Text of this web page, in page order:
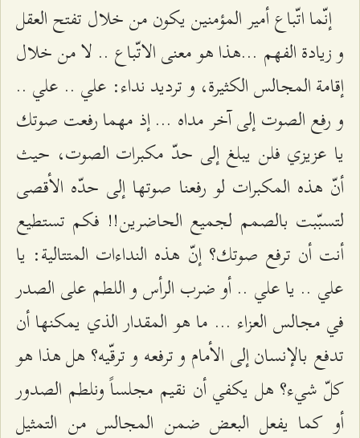
إنّما اتّباع أمير المؤمنين يكون من خلال تفتح العقل
و زيادة الفهم ...هذا هو معنى الاتّباع .. لا من خلال
إقامة المجالس الكثيرة، و ترديد نداء: علي .. علي ..
و رفع الصوت إلى آخر مداه ... إذ مهما رفعت صوتك
يا عزيزي فلن يبلغ إلى حدّ مكبرات الصوت، حيث
أنّ هذه المكبرات لو رفعنا صوتها إلى حدّه الأقصى
لتسبّبت بالصمم لجميع الحاضرين!! فكم تستطيع
أنت أن ترفع صوتك؟ إنّ هذه النداءات المتتالية: يا
علي .. يا علي .. أو ضرب الرأس و اللطم على الصدر
في مجالس العزاء ... ما هو المقدار الذي يمكنها أن
تدفع بالإنسان إلى الأمام و ترفعه و ترقّيه؟ هل هذا هو
كلّ شيء؟ هل يكفي أن نقيم مجلساً ونلطم الصدور
أو كما يفعل البعض ضمن المجالس من التمثيل